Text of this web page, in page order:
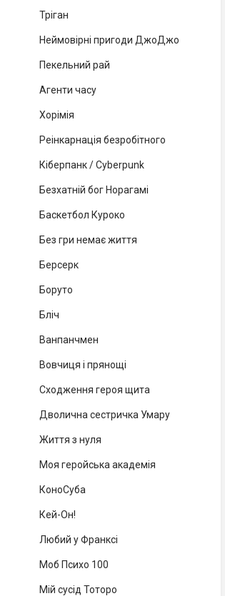
Тріган
Неймовірні пригоди ДжоДжо
Пекельний рай
Агенти часу
Хорімія
Реінкарнація безробітного
Кіберпанк / Cyberpunk
Безхатній бог Норагамі
Баскетбол Куроко
Без гри немає життя
Берсерк
Боруто
Бліч
Ванпанчмен
Вовчиця i прянощі
Сходження героя щита
Дволична сестричка Умару
Життя з нуля
Моя геройська академія
КоноСуба
Кей-Он!
Любий у Франксі
Моб Психо 100
Мій сусід Тоторо